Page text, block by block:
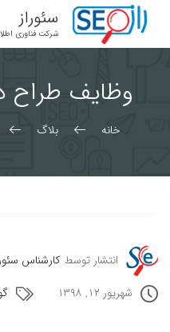
سئوراز
شرکت فناوری
وظایف طراح
خانه بلاگ
انتشار توسط کارشناس
شهریور ۱۲, ۱۳۹۸